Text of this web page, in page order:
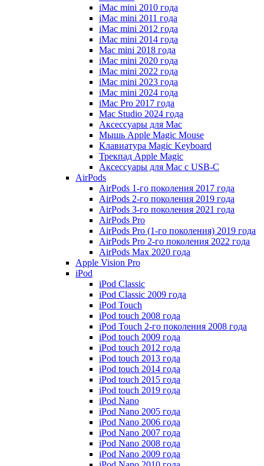
iMac mini 2010 года
iMac mini 2011 года
iMac mini 2012 года
iMac mini 2014 года
Mac mini 2018 года
iMac mini 2020 года
iMac mini 2022 года
iMac mini 2023 года
iMac mini 2024 года
iMac Pro 2017 года
Mac Studio 2024 года
Аксессуары для Mac
Мышь Apple Magic Mouse
Клавиатура Magic Keyboard
Трекпад Apple Magic
Аксессуары для Mac с USB-C
AirPods
AirPods 1-го поколения 2017 года
AirPods 2-го поколения 2019 года
AirPods 3-го поколения 2021 года
AirPods Pro
AirPods Pro (1-го поколения) 2019 года
AirPods Pro 2-го поколения 2022 года
AirPods Max 2020 года
Apple Vision Pro
iPod
iPod Classic
iPod Classic 2009 года
iPod Touch
iPod touch 2008 года
iPod Touch 2-го поколения 2008 года
iPod touch 2009 года
iPod touch 2012 года
iPod touch 2013 года
iPod touch 2014 года
iPod touch 2015 года
iPod touch 2019 года
iPod Nano
iPod Nano 2005 года
iPod Nano 2006 года
iPod Nano 2007 года
iPod Nano 2008 года
iPod Nano 2009 года